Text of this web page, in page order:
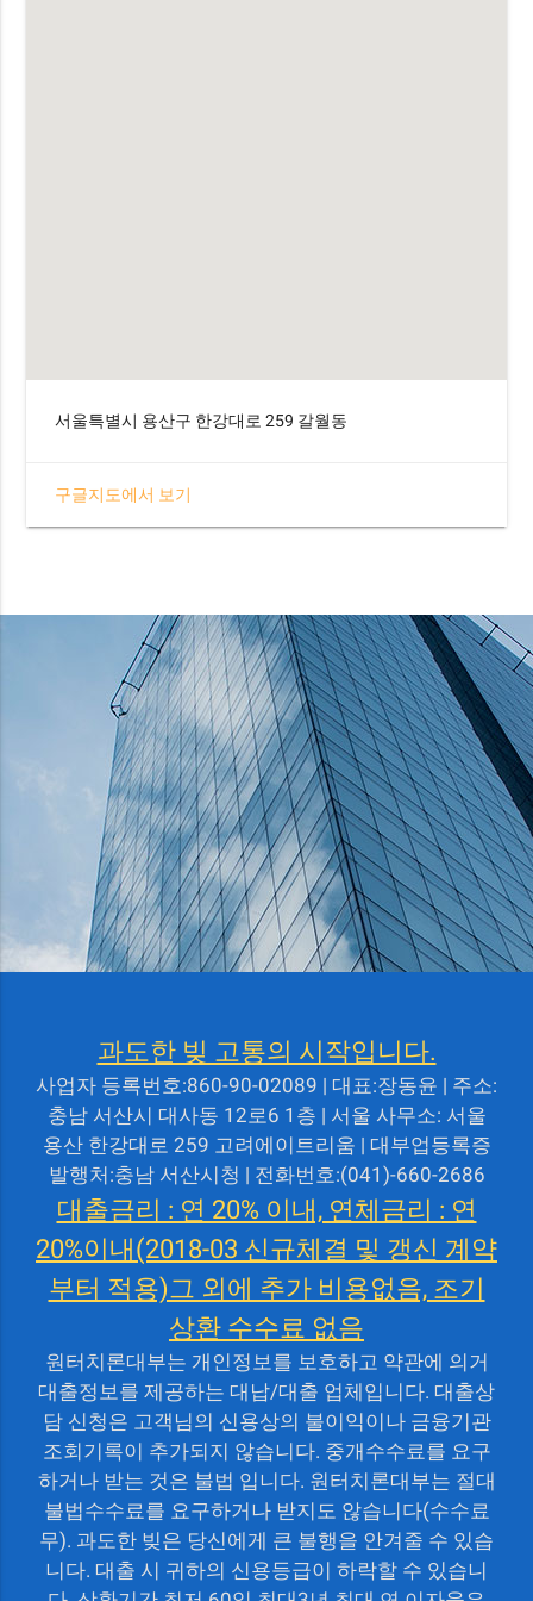
서울특별시 용산구 한강대로 259 갈월동
구글지도에서 보기
과도한 빚 고통의 시작입니다.
사업자 등록번호:860-90-02089 | 대표:장동윤 | 주소:
충남 서산시 대사동 12로6 1층 | 서울 사무소: 서울
용산 한강대로 259 고려에이트리움 | 대부업등록증
발행처:충남 서산시청 | 전화번호:(041)-660-2686
대출금리 : 연 20% 이내, 연체금리 : 연
20%이내(2018-03 신규체결 및 갱신 계약
부터 적용)그 외에 추가 비용없음, 조기
상환 수수료 없음
원터치론대부는 개인정보를 보호하고 약관에 의거
대출정보를 제공하는 대납/대출 업체입니다. 대출상
담 신청은 고객님의 신용상의 불이익이나 금융기관
조회기록이 추가되지 않습니다. 중개수수료를 요구
하거나 받는 것은 불법 입니다. 원터치론대부는 절대
불법수수료를 요구하거나 받지도 않습니다(수수료
무). 과도한 빚은 당신에게 큰 불행을 안겨줄 수 있습
니다. 대출 시 귀하의 신용등급이 하락할 수 있습니